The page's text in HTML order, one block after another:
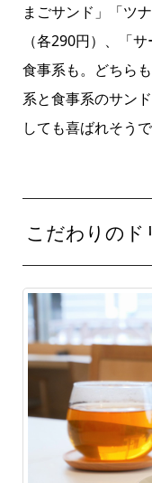
まごサンド」「ツ
（各290円）、「
食事系も。どちら
系と食事系のサン
しても喜ばれそうで
こだわりのド